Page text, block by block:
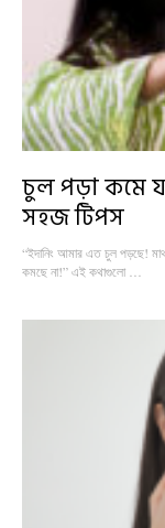
চুল পড়া কমে
সহজ টিপস
“ইদানিং আমার এত চুল পড়ছে!
কমছে না!” এই কথাগুলো …